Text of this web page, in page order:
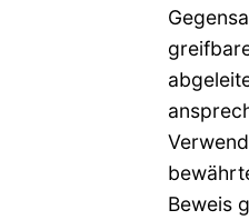
Beweis